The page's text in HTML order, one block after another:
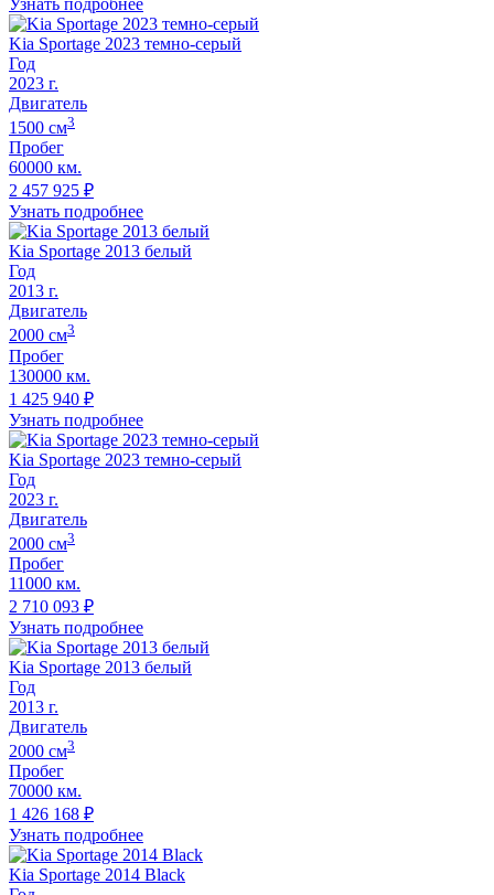
Узнать подробнее
Kia Sportage 2023 темно-серый
Год
2023 г.
Двигатель
1500 cм3
Пробег
60000 км.
2 457 925 ₽
Узнать подробнее
Kia Sportage 2013 белый
Год
2013 г.
Двигатель
2000 cм3
Пробег
130000 км.
1 425 940 ₽
Узнать подробнее
Kia Sportage 2023 темно-серый
Год
2023 г.
Двигатель
2000 cм3
Пробег
11000 км.
2 710 093 ₽
Узнать подробнее
Kia Sportage 2013 белый
Год
2013 г.
Двигатель
2000 cм3
Пробег
70000 км.
1 426 168 ₽
Узнать подробнее
Kia Sportage 2014 Black